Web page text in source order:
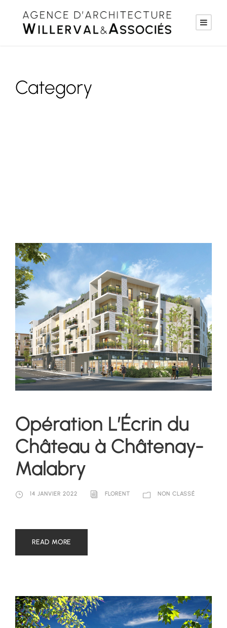
Category
Opération L’Écrin du
Château à Châtenay-
Malabry
14 JANVIER 2022 FLORENT NON CLASSÉ
READ MORE